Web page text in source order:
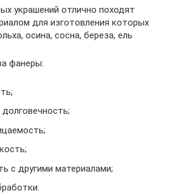
украшений отлично походят
для изготовления которых
осина, сосна, береза, ель
фанеры:
с другими материалами;